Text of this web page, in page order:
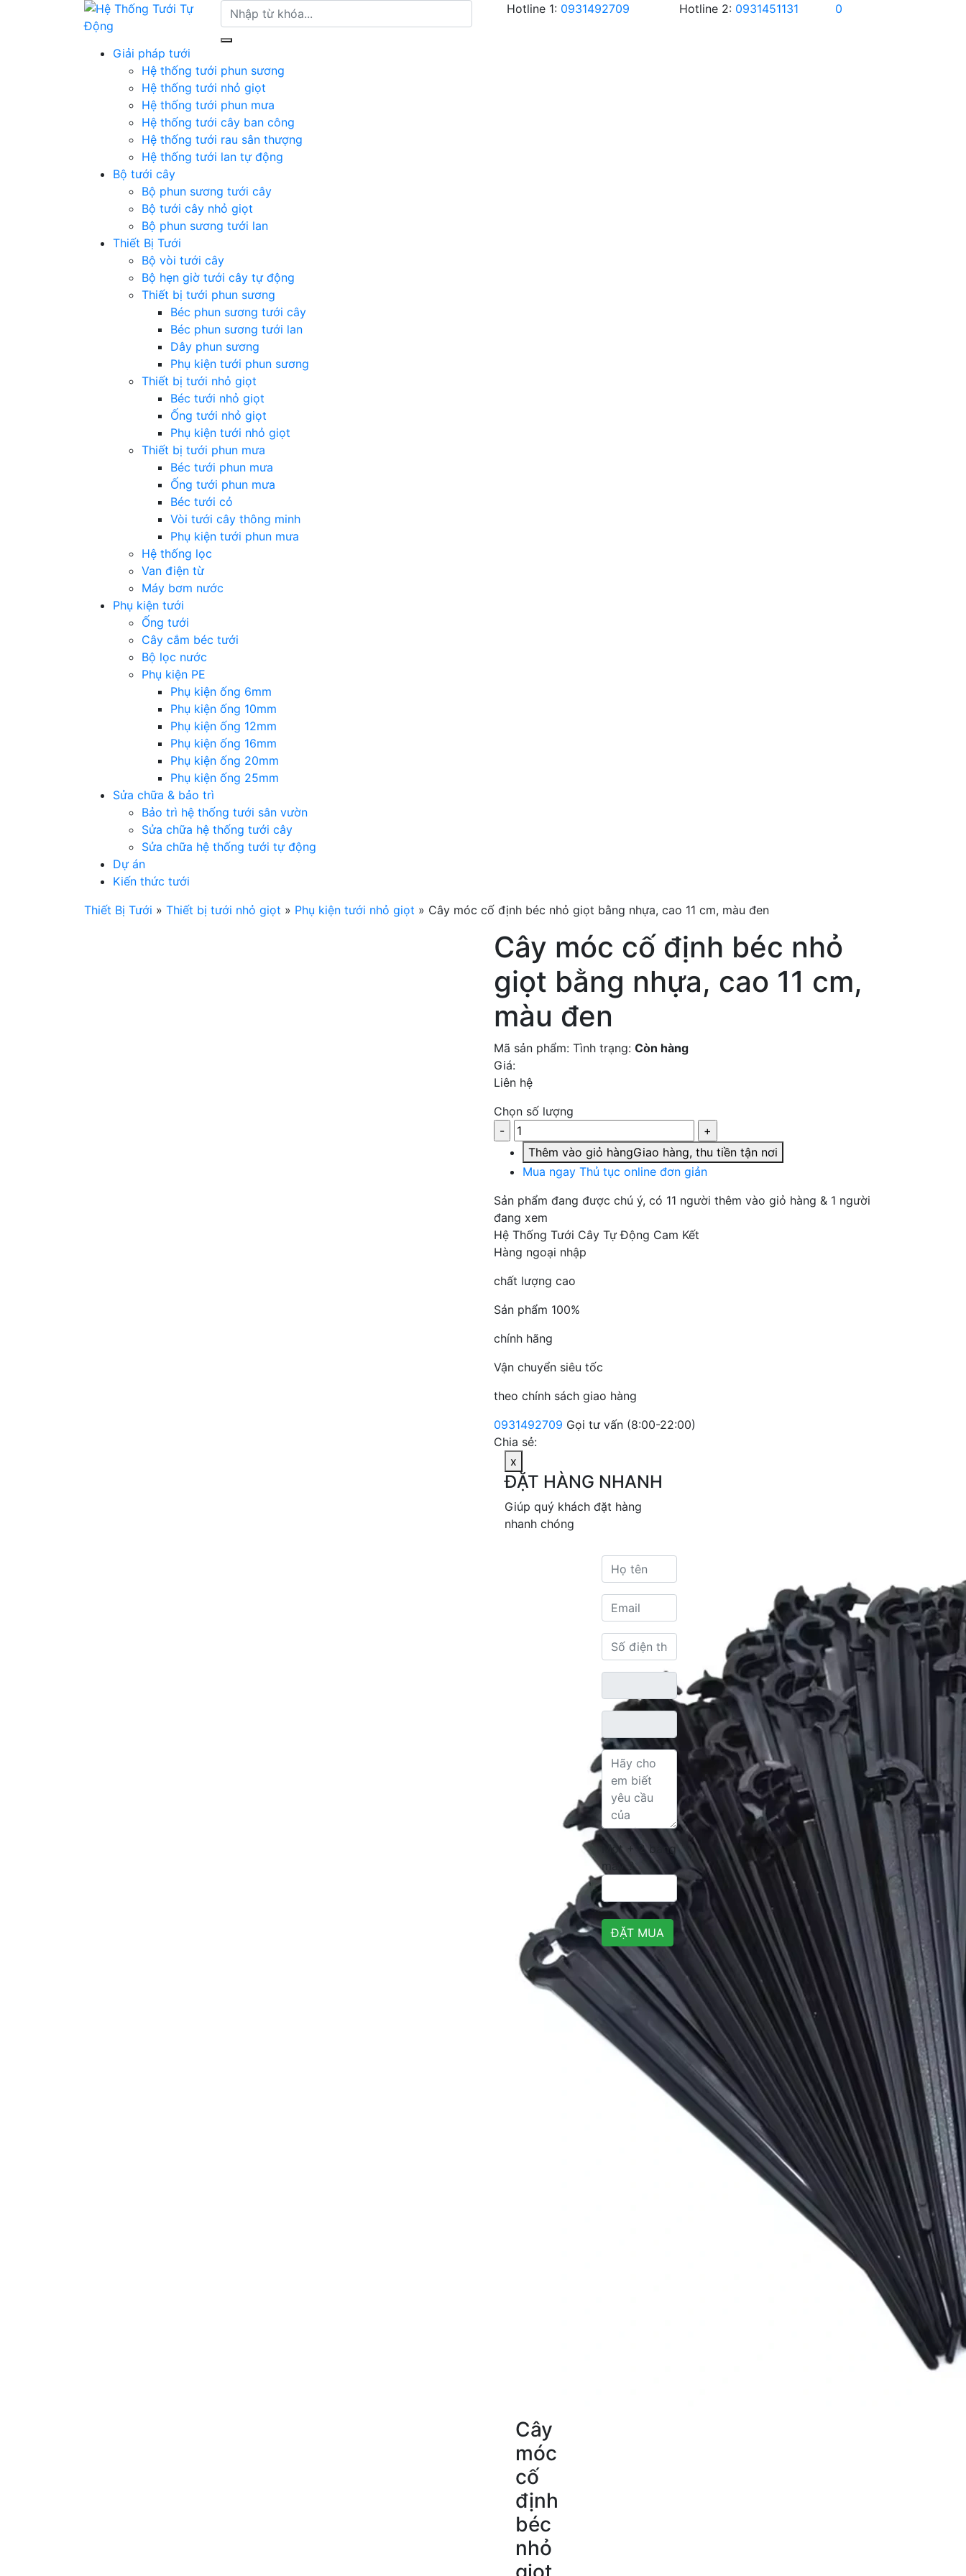
Hotline 1: 0931492709 Hotline 2: 0931451131 0
Giải pháp tưới
Hệ thống tưới phun sương
Hệ thống tưới nhỏ giọt
Hệ thống tưới phun mưa
Hệ thống tưới cây ban công
Hệ thống tưới rau sân thượng
Hệ thống tưới lan tự động
Bộ tưới cây
Bộ phun sương tưới cây
Bộ tưới cây nhỏ giọt
Bộ phun sương tưới lan
Thiết Bị Tưới
Bộ vòi tưới cây
Bộ hẹn giờ tưới cây tự động
Thiết bị tưới phun sương
Béc phun sương tưới cây
Béc phun sương tưới lan
Dây phun sương
Phụ kiện tưới phun sương
Thiết bị tưới nhỏ giọt
Béc tưới nhỏ giọt
Ống tưới nhỏ giọt
Phụ kiện tưới nhỏ giọt
Thiết bị tưới phun mưa
Béc tưới phun mưa
Ống tưới phun mưa
Béc tưới cỏ
Vòi tưới cây thông minh
Phụ kiện tưới phun mưa
Hệ thống lọc
Van điện từ
Máy bơm nước
Phụ kiện tưới
Ống tưới
Cây cắm béc tưới
Bộ lọc nước
Phụ kiện PE
Phụ kiện ống 6mm
Phụ kiện ống 10mm
Phụ kiện ống 12mm
Phụ kiện ống 16mm
Phụ kiện ống 20mm
Phụ kiện ống 25mm
Sửa chữa & bảo trì
Bảo trì hệ thống tưới sân vườn
Sửa chữa hệ thống tưới cây
Sửa chữa hệ thống tưới tự động
Dự án
Kiến thức tưới
Thiết Bị Tưới » Thiết bị tưới nhỏ giọt » Phụ kiện tưới nhỏ giọt » Cây móc cố định béc nhỏ giọt bằng nhựa, cao 11 cm, màu đen
Cây móc cố định béc nhỏ
giọt bằng nhựa, cao 11 cm,
màu đen
Mã sản phẩm: Tình trạng: Còn hàng
Giá:
Liên hệ
Chọn số lượng
Thêm vào giỏ hàngGiao hàng, thu tiền tận nơi
Mua ngay Thủ tục online đơn giản
Sản phẩm đang được chú ý, có 11 người thêm vào giỏ hàng & 1 người
đang xem
Hệ Thống Tưới Cây Tự Động Cam Kết
Hàng ngoại nhập
chất lượng cao
Sản phẩm 100%
chính hãng
Vận chuyển siêu tốc
theo chính sách giao hàng
0931492709 Gọi tư vấn (8:00-22:00)
Chia sẻ:
x
ĐẶT HÀNG NHANH
Giúp quý khách đặt hàng
nhanh chóng
Cây
móc
cố
định
béc
nhỏ
Một + 2 bằng
mấy ?